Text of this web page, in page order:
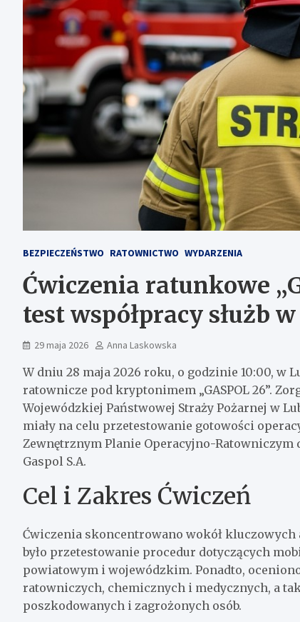
BEZPIECZEŃSTWO RATOWNICTWO WYDARZENIA
Ćwiczenia ratunkowe
test współpracy służb
29 maja 2026 Anna Laskowska
W dniu 28 maja 2026 roku, o godzinie 10:00, w
ratownicze pod kryptonimem „GASPOL 26”.
Wojewódzkiej Państwowej Straży Pożarnej w
miały na celu przetestowanie gotowości
Zewnętrznym Planie Operacyjno-Ratowniczym
Gaspol S.A.
Cel i Zakres Ćwiczeń
Ćwiczenia skoncentrowano wokół
było przetestowanie procedur dotyczących
powiatowym i wojewódzkim. Ponadto,
ratowniczych, chemicznych i medycznych, a
poszkodowanych i zagrożonych osób.